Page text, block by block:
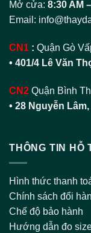
Mở cửa: 8:30 AM
Email:
CN1 : Quận Gò
• 401/4 Lê Văn
CN2 Quận Bình
• 28 Nguyễn
THÔNG TIN HỖ
Hình thức thanh
Chính sách đổi
Chế độ bảo hành
Hướng dẫn đo